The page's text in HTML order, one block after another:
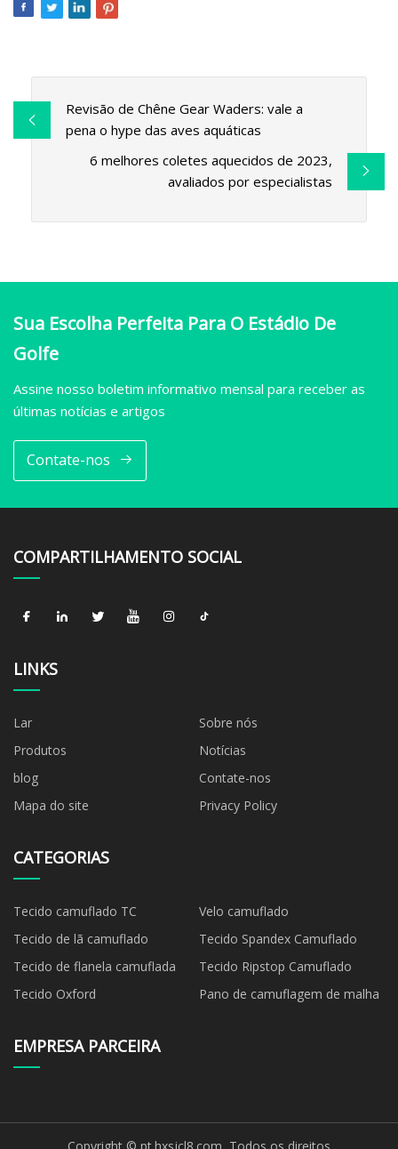
Revisão de Chêne Gear Waders: vale a
pena o hype das aves aquáticas
6 melhores coletes aquecidos de 2023,
avaliados por especialistas
Sua Escolha Perfeita Para O Estádio De
Golfe
Assine nosso boletim informativo mensal para receber as
últimas notícias e artigos
Contate-nos
COMPARTILHAMENTO SOCIAL
LINKS
Lar
Sobre nós
Produtos
Notícias
blog
Contate-nos
Mapa do site
Privacy Policy
CATEGORIAS
Tecido camuflado TC
Velo camuflado
Tecido de lã camuflado
Tecido Spandex Camuflado
Tecido de flanela camuflada
Tecido Ripstop Camuflado
Tecido Oxford
Pano de camuflagem de malha
EMPRESA PARCEIRA